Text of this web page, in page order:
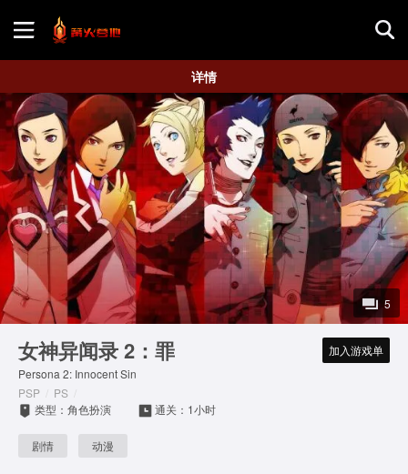
游戏评测
地图攻略
详情
5
女神异闻录 2：罪
Persona 2: Innocent Sin
PSP
PS
加入游戏单
类型：角色扮演 通关：1小时
剧情 动漫